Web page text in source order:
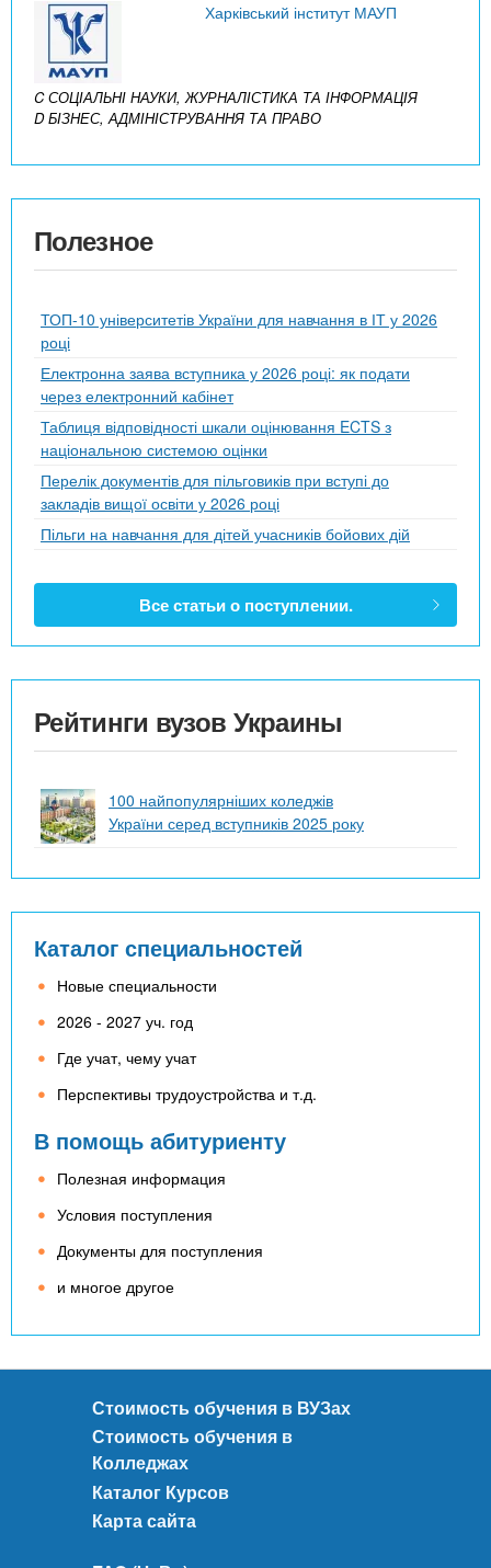
Харківський інститут МАУП
C СОЦІАЛЬНІ НАУКИ, ЖУРНАЛІСТИКА ТА ІНФОРМАЦІЯ
D БІЗНЕС, АДМІНІСТРУВАННЯ ТА ПРАВО
Полезное
ТОП-10 університетів України для навчання в ІТ у 2026
році
Електронна заява вступника у 2026 році: як подати
через електронний кабінет
Таблиця відповідності шкали оцінювання ECTS з
національною системою оцінки
Перелік документів для пільговиків при вступі до
закладів вищої освіти у 2026 році
Пільги на навчання для дітей учасників бойових дій
Все статьи о поступлении.
Рейтинги вузов Украины
100 найпопулярніших коледжів
України серед вступників 2025 року
Каталог специальностей
Новые специальности
2026 - 2027 уч. год
Где учат, чему учат
Перспективы трудоустройства и т.д.
В помощь абитуриенту
Полезная информация
Условия поступления
Документы для поступления
и многое другое
Стоимость обучения в ВУЗах
Стоимость обучения в
Колледжах
Каталог Курсов
Карта сайта